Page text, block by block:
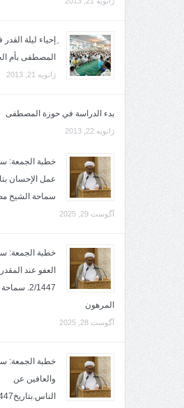
ِإحياء ليلة
المصطفى بأم
ژانویه 21, 2013
بدء الدراسة في حوزة المصطفى
ژانویه 22, 2013
سماحة الشيخ
آگوست 29, 2025
2/1447.
المرهون
آگوست 28, 2025
والعافين عن